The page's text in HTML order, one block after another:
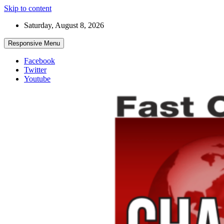
Skip to content
Saturday, August 8, 2026
Responsive Menu
Facebook
Twitter
Youtube